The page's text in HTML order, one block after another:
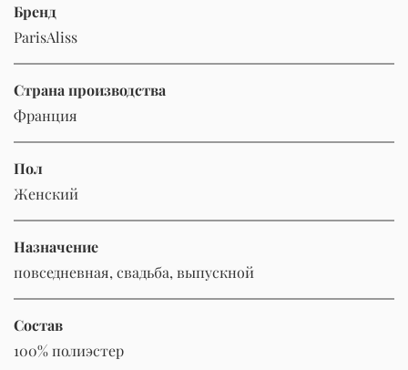
Бренд
ParisAliss
Страна производства
Франция
Пол
Женский
Назначение
повседневная, свадьба, выпускной
Состав
100% полиэстер